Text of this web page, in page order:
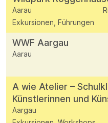
Aarau
Exkursionen, Führungen
WWF Aargau
Aarau
A wie Atelier –
Künstlerinnen und
Aargau